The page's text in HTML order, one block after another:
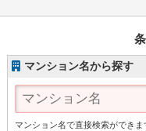
マンション名から探す
マンション名で直接検索ができま